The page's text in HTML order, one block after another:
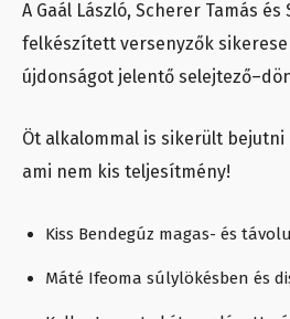
A Gaál László, Scherer Tamás és
felkészített versenyzők
újdonságot jelentő
Öt alkalommal is sikerült bejutni
ami nem kis teljesítmény!
Kiss Bendegúz magas- és
Máté Ifeoma súlylökésben és